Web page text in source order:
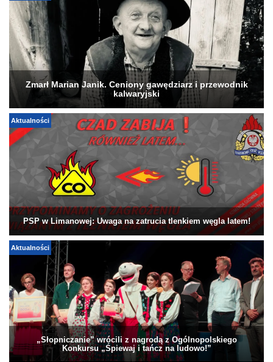
Zmarł Marian Janik. Ceniony gawędziarz i przewodnik
kalwaryjski
Aktualności
PSP w Limanowej: Uwaga na zatrucia tlenkiem węgla latem!
Aktualności
„Słopniczanie” wrócili z nagrodą z Ogólnopolskiego
Konkursu „Śpiewaj i tańcz na ludowo!”